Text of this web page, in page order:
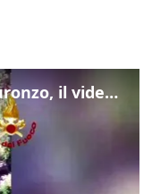
Frana lambisce le case di Auronzo, il video dall'elicottero dei vigili del fuoco